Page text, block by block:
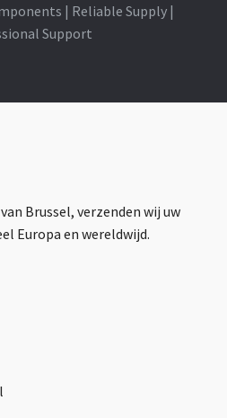
| Reliable Supply |
Support
Brussel, verzenden wij uw
Europa en wereldwijd.